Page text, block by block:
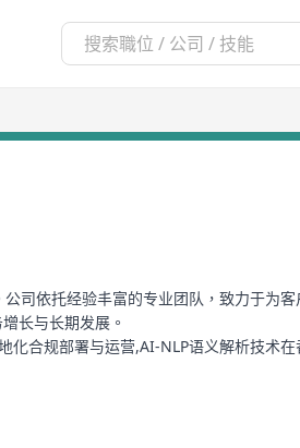
司依托经验丰富的专业团队，致力于为
长与长期发展。
合规部署与运营,AI-NLP语义解析技术
速扩张，公司现面向金融行业诚聘高端